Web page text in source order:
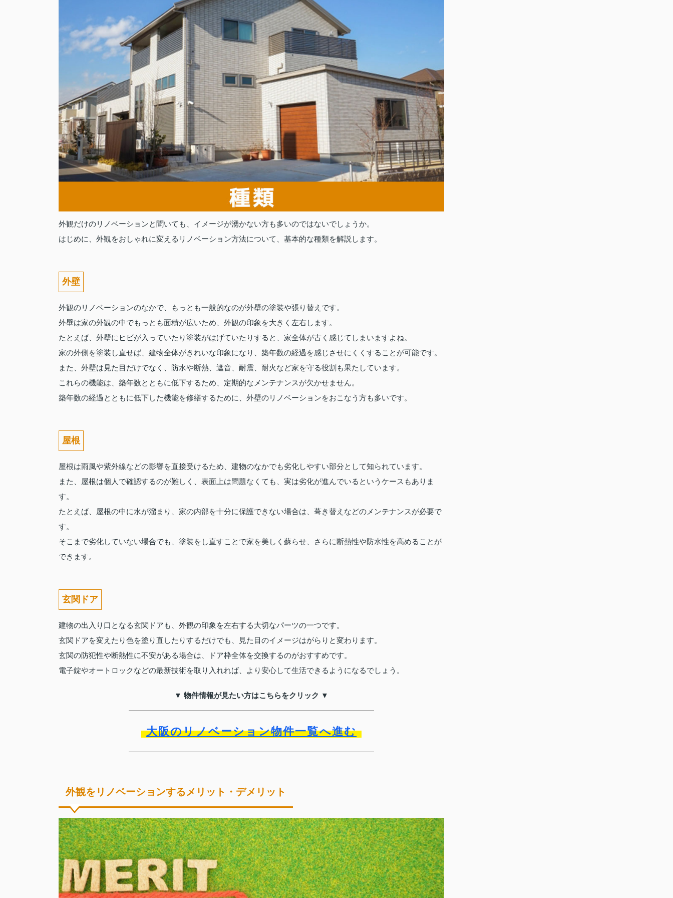
外観だけのリノベーションと聞いても、イメージが湧かない方も多いのではないでしょうか。
はじめに、外観をおしゃれに変えるリノベーション方法について、基本的な種類を解説します。
外壁
外観のリノベーションのなかで、もっとも一般的なのが外壁の塗装や張り替えです。
外壁は家の外観の中でもっとも面積が広いため、外観の印象を大きく左右します。
たとえば、外壁にヒビが入っていたり塗装がはげていたりすると、家全体が古く感じてしまいますよね。
家の外側を塗装し直せば、建物全体がきれいな印象になり、築年数の経過を感じさせにくくすることが可能です。
また、外壁は見た目だけでなく、防水や断熱、遮音、耐震、耐火など家を守る役割も果たしています。
これらの機能は、築年数とともに低下するため、定期的なメンテナンスが欠かせません。
築年数の経過とともに低下した機能を修繕するために、外壁のリノベーションをおこなう方も多いです。
屋根
屋根は雨風や紫外線などの影響を直接受けるため、建物のなかでも劣化しやすい部分として知られています。
また、屋根は個人で確認するのが難しく、表面上は問題なくても、実は劣化が進んでいるというケースもありま
す。
たとえば、屋根の中に水が溜まり、家の内部を十分に保護できない場合は、葺き替えなどのメンテナンスが必要で
す。
そこまで劣化していない場合でも、塗装をし直すことで家を美しく蘇らせ、さらに断熱性や防水性を高めることが
できます。
玄関ドア
建物の出入り口となる玄関ドアも、外観の印象を左右する大切なパーツの一つです。
玄関ドアを変えたり色を塗り直したりするだけでも、見た目のイメージはがらりと変わります。
玄関の防犯性や断熱性に不安がある場合は、ドア枠全体を交換するのがおすすめです。
電子錠やオートロックなどの最新技術を取り入れれば、より安心して生活できるようになるでしょう。
▼ 物件情報が見たい方はこちらをクリック ▼
大阪のリノベーション物件一覧へ進む
外観をリノベーションするメリット・デメリット